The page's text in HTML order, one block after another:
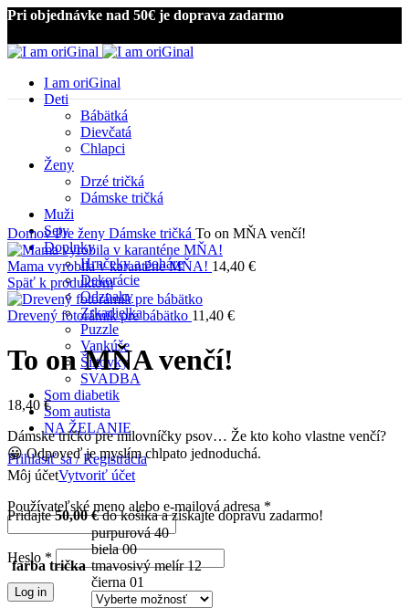
Pri objednávke nad 50€ je doprava zadarmo
I am oriGinal
Deti
Bábätká
Dievčatá
Chlapci
Ženy
Drzé tričká
Dámske tričká
Muži
Sety
Doplnky
Hrnčeky a poháre
Dekorácie
Odznaky
Zrkadielka
Puzzle
Vankúše
Šiltovky
SVADBA
Som diabetik
Som autista
NA ŽELANIE
Prihlásiť sa / Registrácia
Môj účetVytvoriť účet
Používateľské meno alebo e-mailová adresa *
Heslo *
Log in
Kliknite pre zväčšenie
DomovPre ženy Dámske tričká To on MŇA venčí!
Mama vyrobila v karanténe MŇA! 14,40 €
Späť k produktom
Drevený fotorámik pre bábätko 11,40 €
To on MŇA venčí!
18,40 €
Dámske tričko pre milovníčky psov… Že kto koho vlastne venčí?
😀 Odpoveď je myslím chlpato jednoduchá.
Pridajte50,00€do košíka a získajte dopravu zadarmo!
farba trička
purpurová 40
biela 00
tmavosivý melír 12
čierna 01